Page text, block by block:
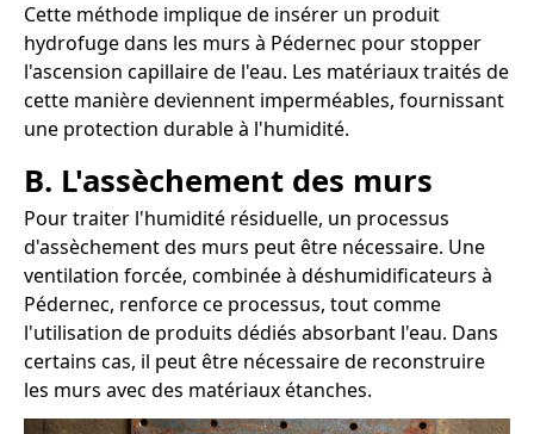
Cette méthode implique de insérer un produit
hydrofuge dans les murs à Pédernec pour stopper
l'ascension capillaire de l'eau. Les matériaux traités de
cette manière deviennent imperméables, fournissant
une protection durable à l'humidité.
B. L'assèchement des murs
Pour traiter l'humidité résiduelle, un processus
d'assèchement des murs peut être nécessaire. Une
ventilation forcée, combinée à déshumidificateurs à
Pédernec, renforce ce processus, tout comme
l'utilisation de produits dédiés absorbant l'eau. Dans
certains cas, il peut être nécessaire de reconstruire
les murs avec des matériaux étanches.